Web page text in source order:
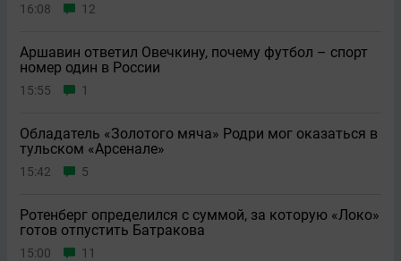
16:08 12
Аршавин ответил Овечкину, почему футбол – спорт
номер один в России
15:55 1
Обладатель «Золотого мяча» Родри мог оказаться в
тульском «Арсенале»
15:42 5
Ротенберг определился с суммой, за которую «Локо»
готов отпустить Батракова
15:00 11